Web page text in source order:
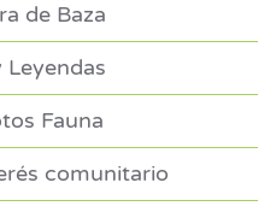
de Baza
Leyendas
Fauna
comunitario